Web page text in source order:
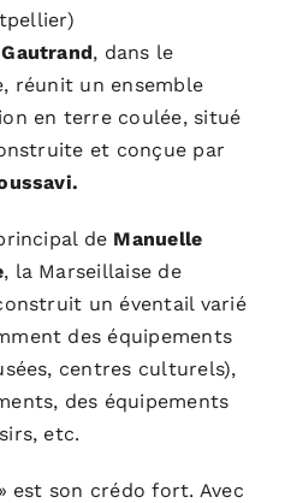
, dans le
réunit un ensemble
en terre coulée, situé
et conçue par
de Manuelle
, la Marseillaise de
un éventail varié
des équipements
centres culturels),
des équipements
etc.
est son crédo fort. Avec